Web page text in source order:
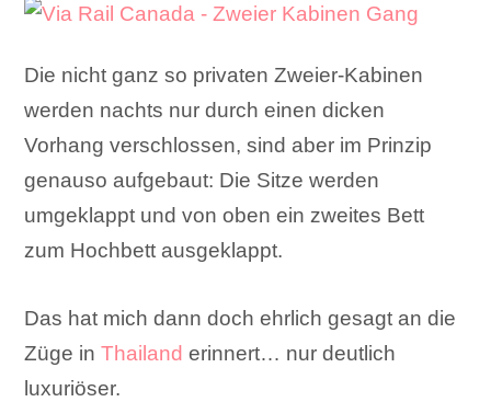
Die nicht ganz so privaten Zweier-Kabinen
werden nachts nur durch einen dicken
Vorhang verschlossen, sind aber im Prinzip
genauso aufgebaut: Die Sitze werden
umgeklappt und von oben ein zweites Bett
zum Hochbett ausgeklappt.
Das hat mich dann doch ehrlich gesagt an die
Züge inThailand erinnert… nur deutlich
luxuriöser.